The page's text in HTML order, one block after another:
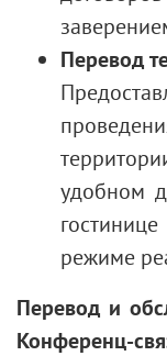
Перевод
удобном
режиме
Перевод и
Конференц-